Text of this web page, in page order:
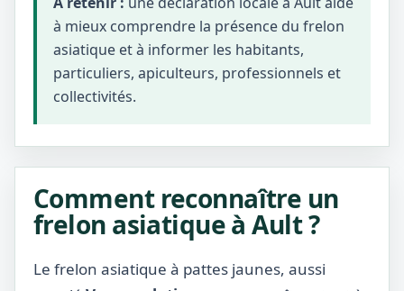
à mieux comprendre la présence du frelon
asiatique et à informer les habitants,
particuliers, apiculteurs, professionnels et
collectivités.
Comment reconnaître un
frelon asiatique à Ault ?
Le frelon asiatique à pattes jaunes, aussi